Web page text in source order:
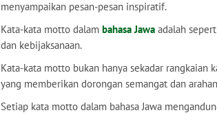
menyampaikan pesan-pesan inspiratif.
Kata-kata motto dalam bahasa Jawa adalah
dan kebijaksanaan.
Kata-kata motto bukan hanya sekadar rangkaian
yang memberikan dorongan semangat dan
Setiap kata motto dalam bahasa Jawa